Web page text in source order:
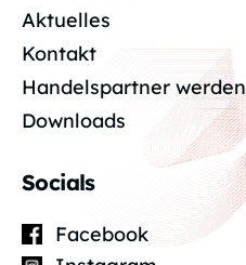
Aktuelles
Kontakt
Handelspartner werden
Downloads
Socials
Facebook